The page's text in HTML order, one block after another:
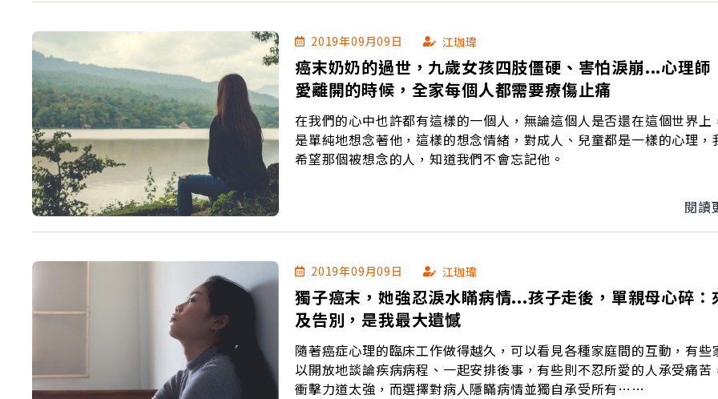
2019年09月09日 江珈瑋
癌末奶奶的過世，九歲女孩四肢僵硬、害怕淚崩...心理師
愛離開的時候，全家每個人都需要療傷止痛
在我們的心中也許都有這樣的一個人，無論這個人是否還在這個世界上
是單純地想念著他，這樣的想念情緒，對成人、兒童都是一樣的心理，
希望那個被想念的人，知道我們不會忘記他。
閱讀
2019年09月09日 江珈瑋
獨子癌末，她強忍淚水瞞病情...孩子走後，單親母心碎：
及告別，是我最大遺憾
隨著癌症心理的臨床工作做得越久，可以看見各種家庭間的互動，有些
以開放地談論疾病病程、一起安排後事，有些則不忍所愛的人承受痛苦
衝擊力道太強，而選擇對病人隱瞞病情並獨自承受所有……